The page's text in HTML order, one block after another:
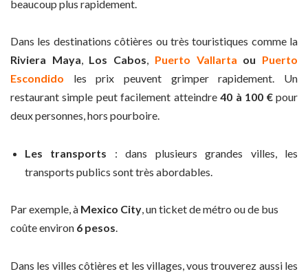
beaucoup plus rapidement.
Dans les destinations côtières ou très touristiques comme la
Riviera Maya, Los Cabos, Puerto Vallarta ou Puerto
Escondido
les prix peuvent grimper rapidement. Un
restaurant simple peut facilement atteindre40 à 100 €pour
deux personnes, hors pourboire.
Les transports : dans plusieurs grandes villes, les
transports publics sont très abordables.
Par exemple, à Mexico City, un ticket de métro ou de bus
coûte environ 6 pesos.
Dans les villes côtières et les villages, vous trouverez aussi les